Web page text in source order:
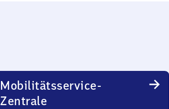
Mobilitätsservice-
Zentrale